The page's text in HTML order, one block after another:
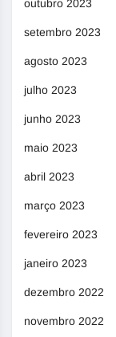
outubro 2023
setembro 2023
agosto 2023
julho 2023
junho 2023
maio 2023
abril 2023
março 2023
fevereiro 2023
janeiro 2023
dezembro 2022
novembro 2022